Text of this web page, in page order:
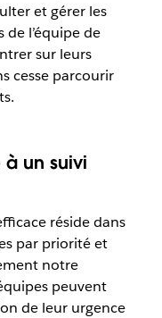
et gérer les
l’équipe de
sur leurs
cesse parcourir
un suivi
réside dans
par priorité et
notre
peuvent
de leur urgence